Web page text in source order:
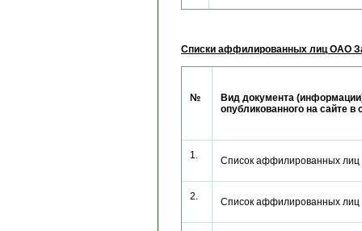
Списки аффилированных лиц ОАО
№
Вид документа
опубликованного на сайте в
1. Список аффилированных
2. Список аффилированных